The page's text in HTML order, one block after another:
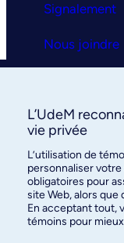
Signalement
Nous joindre
La clinique
Services
FAQ
Nous joindre
L’UdeM
vie privée
L’utilisation de
personnaliser
obligatoires pour
site Web, alors
En acceptant tout,
témoins pour